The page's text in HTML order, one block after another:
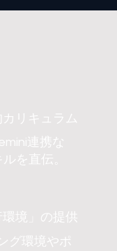
リキュラム
連携な
を直伝。
境」の提供
グ環境やポ